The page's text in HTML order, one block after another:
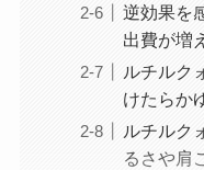
逆効果を
出費が増
ルチルク
けたらか
ルチルク
るさや肩